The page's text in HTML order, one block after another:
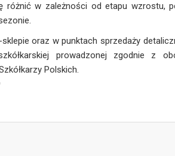
różnić w zależności od etapu wzrostu,
oraz w punktach sprzedaży
prowadzonej zgodnie z
Polskich.